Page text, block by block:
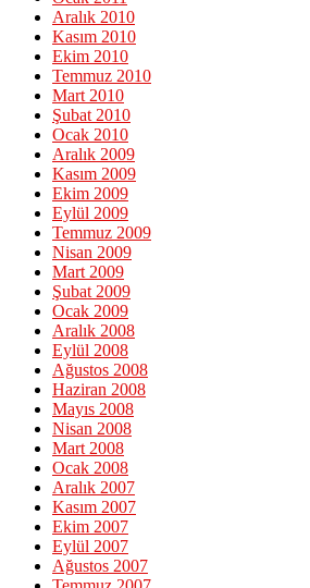
Aralık 2010
Kasım 2010
Ekim 2010
Temmuz 2010
Mart 2010
Şubat 2010
Ocak 2010
Aralık 2009
Kasım 2009
Ekim 2009
Eylül 2009
Temmuz 2009
Nisan 2009
Mart 2009
Şubat 2009
Ocak 2009
Aralık 2008
Eylül 2008
Ağustos 2008
Haziran 2008
Mayıs 2008
Nisan 2008
Mart 2008
Ocak 2008
Aralık 2007
Kasım 2007
Ekim 2007
Eylül 2007
Ağustos 2007